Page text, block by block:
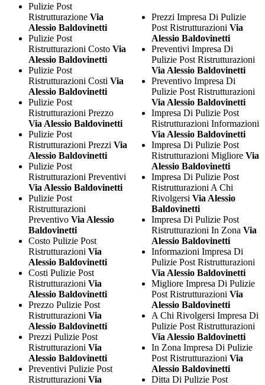
Pulizie Post
Ristrutturazione Via
Alessio Baldovinetti
Pulizie Post
Ristrutturazioni Costo Via
Alessio Baldovinetti
Pulizie Post
Ristrutturazioni Costi Via
Alessio Baldovinetti
Pulizie Post
Ristrutturazioni Prezzo
Via Alessio Baldovinetti
Pulizie Post
Ristrutturazioni Prezzi Via
Alessio Baldovinetti
Pulizie Post
Ristrutturazioni Preventivi
Via Alessio Baldovinetti
Pulizie Post
Ristrutturazioni
Preventivo Via Alessio
Baldovinetti
Costo Pulizie Post
Ristrutturazioni Via
Alessio Baldovinetti
Costi Pulizie Post
Ristrutturazioni Via
Alessio Baldovinetti
Prezzo Pulizie Post
Ristrutturazioni Via
Alessio Baldovinetti
Prezzi Pulizie Post
Ristrutturazioni Via
Alessio Baldovinetti
Preventivi Pulizie Post
Ristrutturazioni Via
Prezzi Impresa Di Pulizie
Post RistrutturazioniVia
Alessio Baldovinetti
Preventivi Impresa Di
Pulizie Post Ristrutturazioni
Via Alessio Baldovinetti
Preventivo Impresa Di
Pulizie Post Ristrutturazioni
Via Alessio Baldovinetti
Impresa Di Pulizie Post
Ristrutturazioni Informazioni
Via Alessio Baldovinetti
Impresa Di Pulizie Post
Ristrutturazioni MiglioreVia
Alessio Baldovinetti
Impresa Di Pulizie Post
Ristrutturazioni A Chi
RivolgersiVia Alessio
Baldovinetti
Impresa Di Pulizie Post
Ristrutturazioni In ZonaVia
Alessio Baldovinetti
Informazioni Impresa Di
Pulizie Post Ristrutturazioni
Via Alessio Baldovinetti
Migliore Impresa Di Pulizie
Post RistrutturazioniVia
Alessio Baldovinetti
A Chi Rivolgersi Impresa Di
Pulizie Post Ristrutturazioni
Via Alessio Baldovinetti
In Zona Impresa Di Pulizie
Post RistrutturazioniVia
Alessio Baldovinetti
Ditta Di Pulizie Post